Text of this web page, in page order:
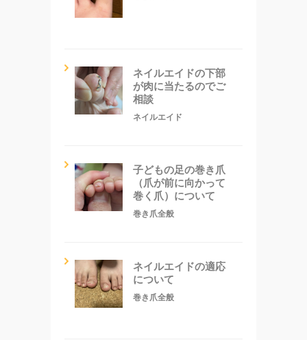
ネイルエイドの下部
が肉に当たるのでご
相談
ネイルエイド
子どもの足の巻き爪
（爪が前に向かって
巻く爪）について
巻き爪全般
ネイルエイドの適応
について
巻き爪全般